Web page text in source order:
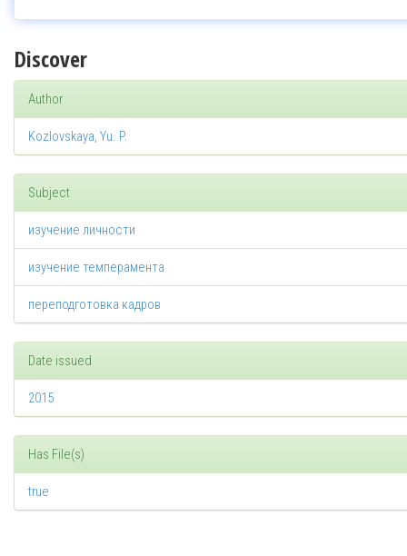
Discover
Author
Kozlovskaya, Yu. P.
Subject
изучение личности
изучение темперамента
переподготовка кадров
Date issued
2015
Has File(s)
true